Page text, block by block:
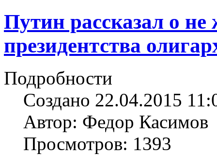
Путин рассказал о
президентства
Подробности
Создано 22.04.2015
Автор: Федор Касимов
Просмотров: 1393